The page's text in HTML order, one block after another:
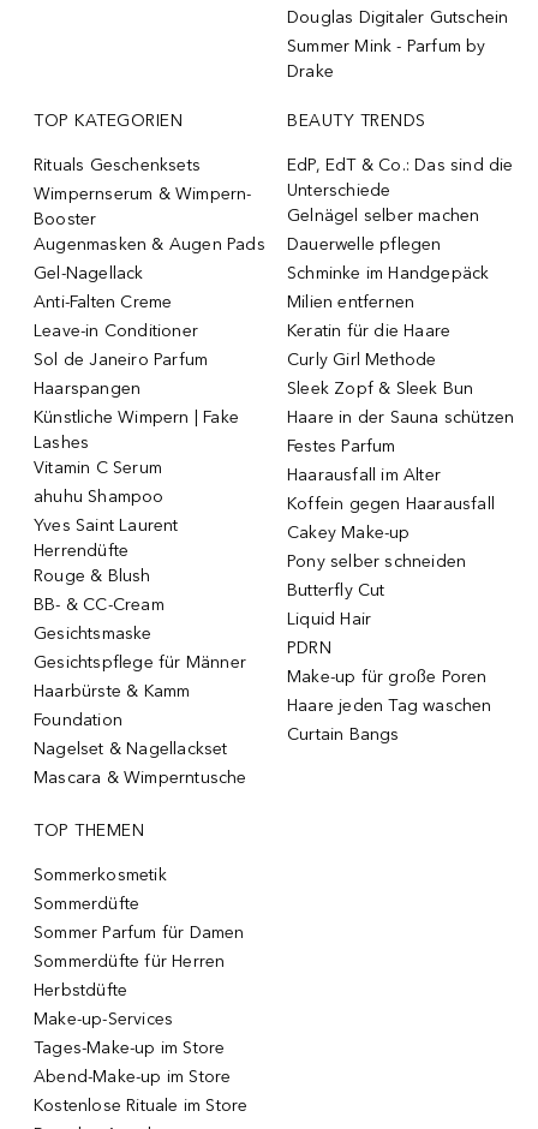
Douglas Digitaler Gutschein
Summer Mink - Parfum by
Drake
TOP KATEGORIEN
Rituals Geschenksets
Wimpernserum & Wimpern-
Booster
Augenmasken & Augen Pads
Gel-Nagellack
Anti-Falten Creme
Leave-in Conditioner
Sol de Janeiro Parfum
Haarspangen
Künstliche Wimpern | Fake
Lashes
Vitamin C Serum
ahuhu Shampoo
Yves Saint Laurent
Herrendüfte
Rouge & Blush
BB- & CC-Cream
Gesichtsmaske
Gesichtspflege für Männer
Haarbürste & Kamm
Foundation
Nagelset & Nagellackset
Mascara & Wimperntusche
BEAUTY TRENDS
EdP, EdT & Co.: Das sind die
Unterschiede
Gelnägel selber machen
Dauerwelle pflegen
Schminke im Handgepäck
Milien entfernen
Keratin für die Haare
Curly Girl Methode
Sleek Zopf & Sleek Bun
Haare in der Sauna schützen
Festes Parfum
Haarausfall im Alter
Koffein gegen Haarausfall
Cakey Make-up
Pony selber schneiden
Butterfly Cut
Liquid Hair
PDRN
Make-up für große Poren
Haare jeden Tag waschen
Curtain Bangs
TOP THEMEN
Sommerkosmetik
Sommerdüfte
Sommer Parfum für Damen
Sommerdüfte für Herren
Herbstdüfte
Make-up-Services
Tages-Make-up im Store
Abend-Make-up im Store
Kostenlose Rituale im Store